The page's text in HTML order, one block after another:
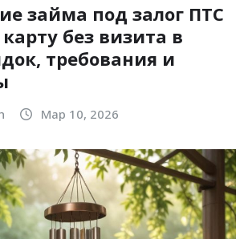
займа под залог ПТС
без визита в
требования и
Мар 10, 2026